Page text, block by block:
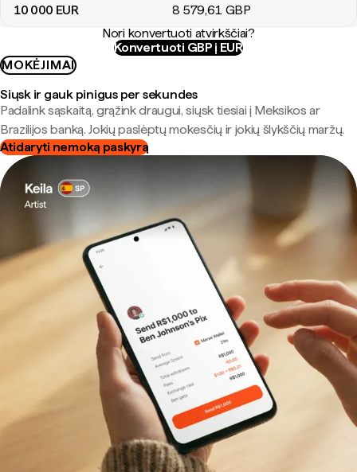
10 000 EUR 8 579,61 GBP
Nori konvertuoti atvirkščiai?
Konvertuoti GBP į EUR
MOKĖJIMAI
Siųsk ir gauk pinigus per sekundes
Padalink sąskaitą, grąžink draugui, siųsk tiesiai į Meksikos ar
Brazilijos banką. Jokių paslėptų mokesčių ir jokių šlykščių maržų.
Atidaryti nemoką paskyrą